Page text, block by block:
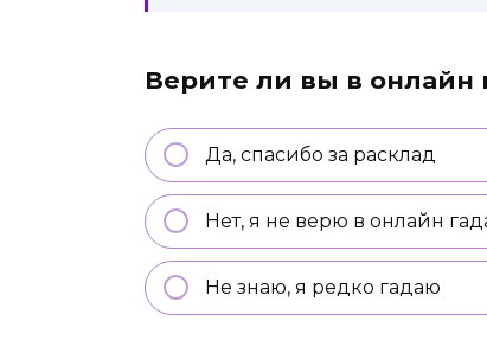
Верите ли вы в онлайн
Да, спасибо за расклад
Нет, я не верю в онлайн
Не знаю, я редко гадаю